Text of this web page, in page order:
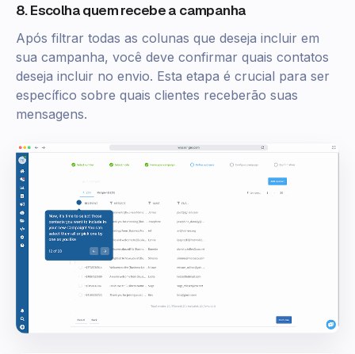
8. Escolha quem recebe a campanha
Após filtrar todas as colunas que deseja incluir em
sua campanha, você deve confirmar quais contatos
deseja incluir no envio. Esta etapa é crucial para ser
específico sobre quais clientes receberão suas
mensagens.